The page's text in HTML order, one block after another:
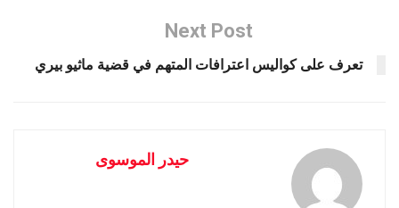
Next Post
تعرف على كواليس اعترافات المتهم في قضية ماثيو بيري ‏
حيدر الموسوى